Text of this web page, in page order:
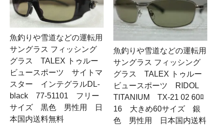
魚釣りや雪道などの運転用
サングラス フィッシング
グラス TALEX トゥルー
ビュースポーツ サイトマ
スター インテグラルDL-
black 77-51101 フリー
サイズ 黒色 男性用 日
本国内送料無料
魚釣りや雪道などの運転用
サングラス フィッシング
グラス TALEX トゥルー
ビュースポーツ RIDOL
TITANIUM TX-21 02 60ﾛ
16 大きめ60サイズ 銀
色 男性用 日本国内送料